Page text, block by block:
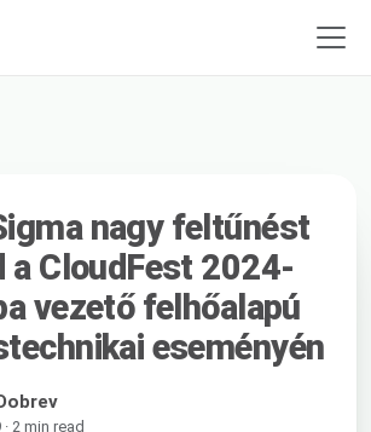
nagy feltűnést
a CloudFest 2024-
vezető felhőalapú
eseményén
2 min read